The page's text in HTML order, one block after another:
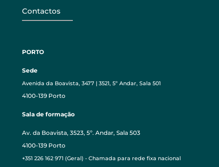
Contactos
PORTO
Sede
Avenida da Boavista, 3477 | 3521, 5º Andar, Sala 501
4100-139 Porto
Sala de formação
Av. da Boavista, 3523, 5º. Andar, Sala 503
4100-139 Porto
+351 226 162 971 (Geral) - Chamada para rede fixa nacional